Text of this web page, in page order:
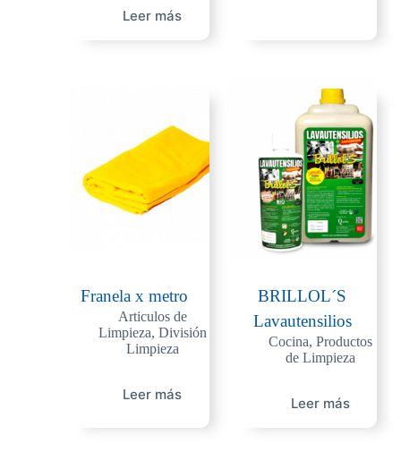
Leer más
Franela x metro
Articulos de
Limpieza, División
Limpieza
Leer más
BRILLOL´S
Lavautensilios
Cocina, Productos
de Limpieza
Leer más